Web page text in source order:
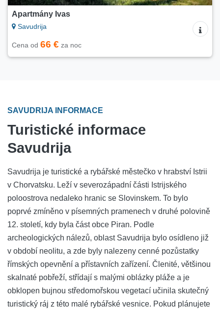
Apartmány Ivas
Savudrija
Cena od 66 € za noc
SAVUDRIJA INFORMACE
Turistické informace
Savudrija
Savudrija je turistické a rybářské městečko v hrabství Istrii
v Chorvatsku. Leží v severozápadní části Istrijského
poloostrova nedaleko hranic se Slovinskem. To bylo
poprvé zmíněno v písemných pramenech v druhé polovině
12. století, kdy byla část obce Piran. Podle
archeologických nálezů, oblast Savudrija bylo osídleno již
v období neolitu, a zde byly nalezeny cenné pozůstatky
římských opevnění a přístavních zařízení. Členité, většinou
skalnaté pobřeží, střídají s malými oblázky pláže a je
obklopen bujnou středomořskou vegetací učinila skutečný
turistický ráj z této malé rybářské vesnice. Pokud plánujete